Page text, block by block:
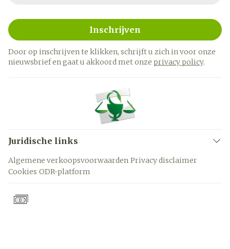
Inschrijven
Door op inschrijven te klikken, schrijft u zich in voor onze
nieuwsbrief en gaat u akkoord met onze privacy policy.
Juridische links
Algemene verkoopsvoorwaarden Privacy disclaimer
Cookies ODR-platform